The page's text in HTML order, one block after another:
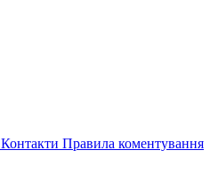
Контакти Правила коментування